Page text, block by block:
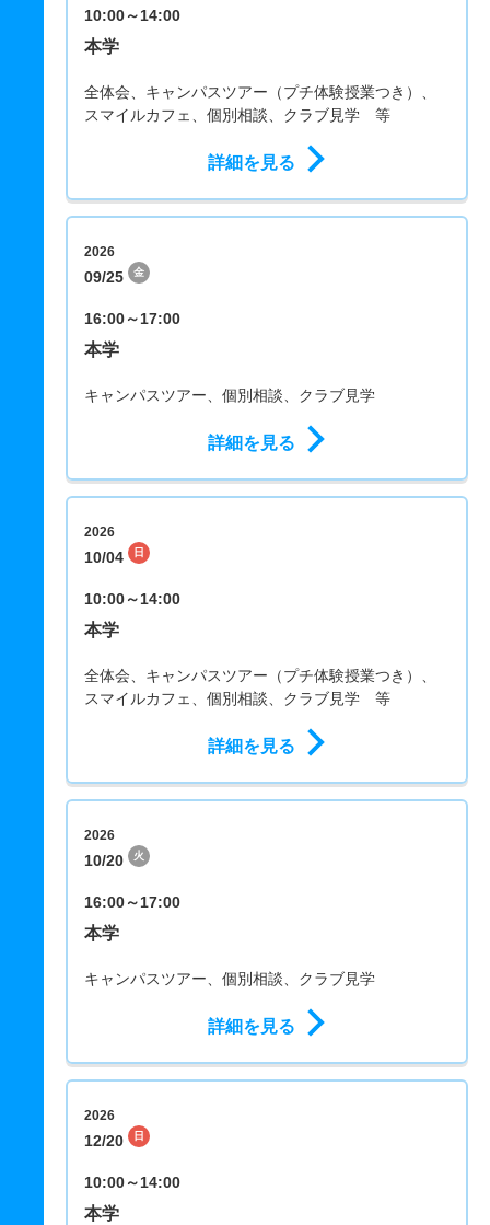
10:00～14:00
本学
全体会、キャンパスツアー（プチ体験授業つき）、
スマイルカフェ、個別相談、クラブ見学 等
詳細を見る
2026
09/25 金
16:00～17:00
本学
キャンパスツアー、個別相談、クラブ見学
詳細を見る
2026
10/04 日
10:00～14:00
本学
全体会、キャンパスツアー（プチ体験授業つき）、
スマイルカフェ、個別相談、クラブ見学 等
詳細を見る
2026
10/20 火
16:00～17:00
本学
キャンパスツアー、個別相談、クラブ見学
詳細を見る
2026
12/20 日
10:00～14:00
本学